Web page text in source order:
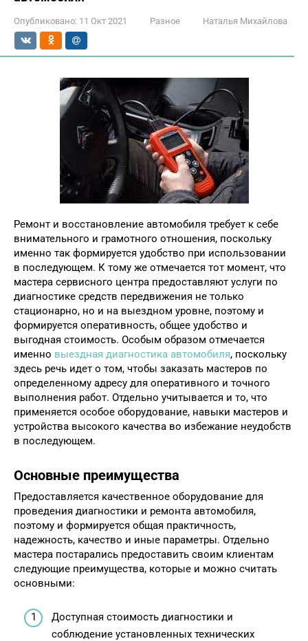
Опубликовано: 11 Окт 2021 Разное Наталья Михайлова
Ремонт и восстановление автомобиля требует к себе
внимательного и грамотного отношения, поскольку
именно так формируется удобство при использовании
в последующем. К тому же отмечается тот момент, что
мастера сервисного центра предоставляют услуги по
диагностике средств передвижения не только
стационарно, но и на выездном уровне, поэтому и
формируется оперативность, общее удобство и
выгодная стоимость. Особым образом отмечается
именно выездная диагностика автомобиля, поскольку
здесь речь идет о том, чтобы заказать мастеров по
определенному адресу для оперативного и точного
выполнения работ. Отдельно учитывается и то, что
применяется особое оборудование, навыки мастеров и
устройства высокого качества во избежание неудобств
в последующем.
Основные преимущества
Предоставляется качественное оборудование для
проведения диагностики и ремонта автомобиля,
поэтому и формируется общая практичность,
надежность, качество и иные параметры. Отдельно
мастера постарались предоставить своим клиентам
следующие преимущества, которые и можно считать
основными:
Доступная стоимость диагностики и
соблюдение установленных технических